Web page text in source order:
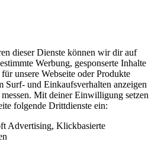
dieser Dienste können wir dir auf
Werbung, gesponserte Inhalte
unsere Webseite oder Produkte
Surf- und Einkaufsverhalten anzeigen
Mit deiner Einwilligung setzen
folgende Drittdienste ein:
Advertising, Klickbasierte